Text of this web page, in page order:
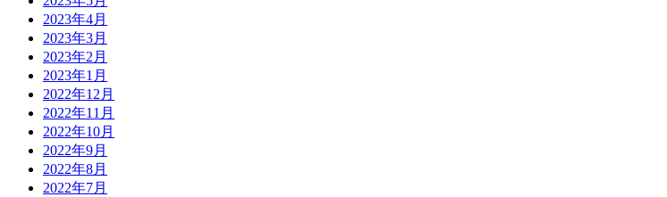
2023年4月
2023年3月
2023年2月
2023年1月
2022年12月
2022年11月
2022年10月
2022年9月
2022年8月
2022年7月